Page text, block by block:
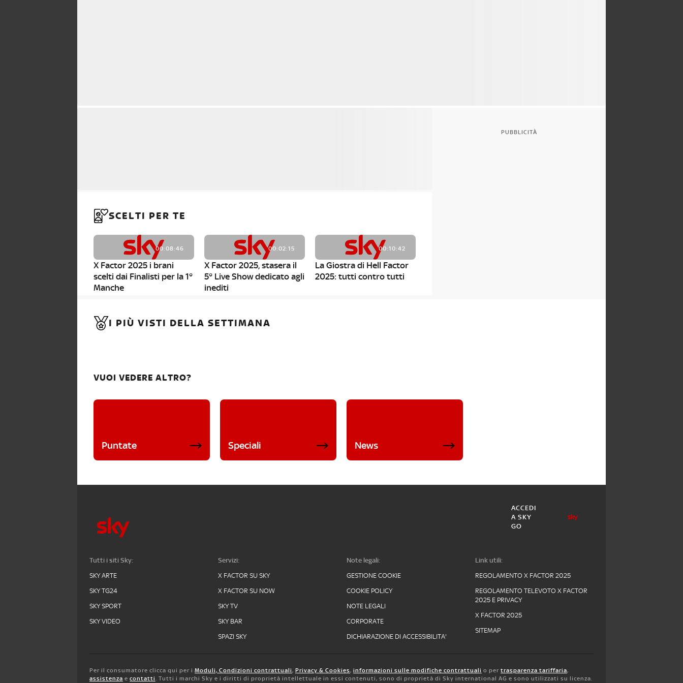
SCELTI PER TE
00:08:46
X Factor 2025 i brani
scelti dai Finalisti per la 1°
Manche
00:02:15
X Factor 2025, stasera il
5° Live Show dedicato agli
inediti
00:10:42
La Giostra di Hell Factor
2025: tutti contro tutti
PUBBLICITÀ
I PIÙ VISTI DELLA SETTIMANA
VUOI VEDERE ALTRO?
Puntate Speciali News
ACCEDI
A SKY
GO
Tutti i siti Sky:
SKY ARTE
SKY TG24
SKY SPORT
SKY VIDEO
Servizi:
X FACTOR SU SKY
X FACTOR SU NOW
SKY TV
SKY BAR
SPAZI SKY
Note legali:
GESTIONE COOKIE
COOKIE POLICY
NOTE LEGALI
CORPORATE
DICHIARAZIONE DI ACCESSIBILITA'
Link utili:
REGOLAMENTO X FACTOR 2025
REGOLAMENTO TELEVOTO X FACTOR
2025 E PRIVACY
X FACTOR 2025
SITEMAP
Per il consumatore clicca qui per i Moduli, Condizioni contrattuali, Privacy & Cookies, informazioni sulle modifiche contrattuali o per trasparenza tariffaria,
assistenza e contatti. Tutti i marchi Sky e i diritti di proprietà intellettuale in essi contenuti, sono di proprietà di Sky international AG e sono utilizzati su licenza.